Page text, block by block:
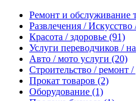
Ремонт и обслуживание
Развлечения /
Красота / здоровье (91)
Услуги переводчиков /
Авто / мото услуги (20)
Строительство / ремонт /
Прокат товаров (2)
Оборудование (1)